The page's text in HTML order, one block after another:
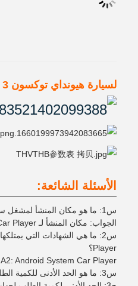
لسيارة هيونداي توكسون 3 2015-2018
الأسئلة الشائعة:
س1: ما هو مكان المنشأ لمشغل سيارات نظام أندرويد؟
الجواب: مكان المنشأ لـ Android System Car Player هو الصين.
Player؟
A2: Android System Car Player لديه شهادات CE و ISO.
س3: ما هو الحد الأدنى للكمية الطلبية لجهاز أندرويد لعب السيارة؟